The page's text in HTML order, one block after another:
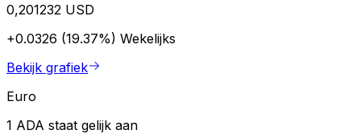
0,201232 USD
+0.0326 (19.37%) Wekelijks
Bekijk grafiek
Euro
1 ADA staat gelijk aan